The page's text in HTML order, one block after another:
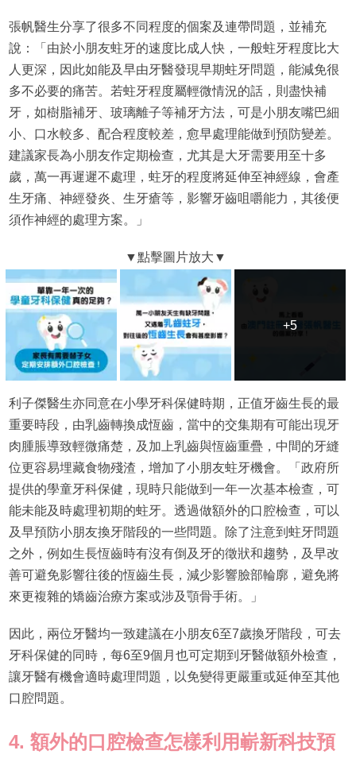
張帆醫生分享了很多不同程度的個案及連帶問題，並補充
說：「由於小朋友蛀牙的速度比成人快，一般蛀牙程度比大
人更深，因此如能及早由牙醫發現早期蛀牙問題，能減免很
多不必要的痛苦。若蛀牙程度屬輕微情況的話，則盡快補
牙，如樹脂補牙、玻璃離子等補牙方法，可是小朋友嘴巴細
小、口水較多、配合程度較差，愈早處理能做到預防變差。
建議家長為小朋友作定期檢查，尤其是大牙需要用至十多
歲，萬一再遲遲不處理，蛀牙的程度將延伸至神經線，會產
生牙痛、神經發炎、生牙瘡等，影響牙齒咀嚼能力，其後便
須作神經的處理方案。」
+5
+5
利子傑醫生亦同意在小學牙科保健時期，正值牙齒生長的最
重要時段，由乳齒轉換成恆齒，當中的交集期有可能出現牙
肉腫脹導致輕微痛楚，及加上乳齒與恆齒重疊，中間的牙縫
位更容易埋藏食物殘渣，增加了小朋友蛀牙機會。「政府所
提供的學童牙科保健，現時只能做到一年一次基本檢查，可
能未能及時處理初期的蛀牙。透過做額外的口腔檢查，可以
及早預防小朋友換牙階段的一些問題。除了注意到蛀牙問題
之外，例如生長恆齒時有沒有倒及牙的徵狀和趨勢，及早改
善可避免影響往後的恆齒生長，減少影響臉部輪廓，避免將
來更複雜的矯齒治療方案或涉及顎骨手術。」
因此，兩位牙醫均一致建議在小朋友6至7歲換牙階段，可去
牙科保健的同時，每6至9個月也可定期到牙醫做額外檢查，
讓牙醫有機會適時處理問題，以免變得更嚴重或延伸至其他
口腔問題。
4. 額外的口腔檢查怎樣利用嶄新科技預